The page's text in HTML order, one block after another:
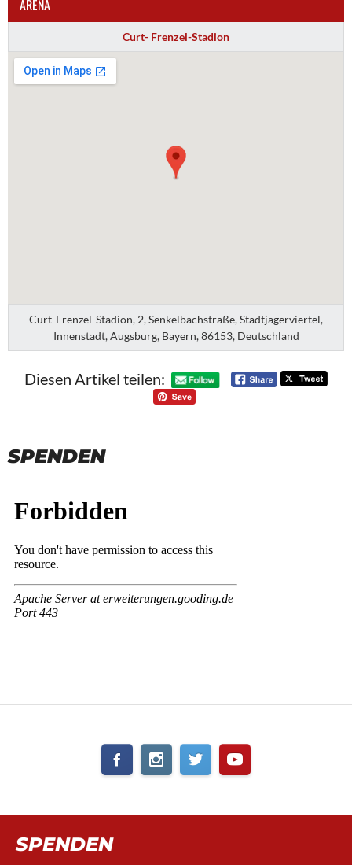
ARENA
Curt- Frenzel-Stadion
Curt-Frenzel-Stadion, 2, Senkelbachstraße, Stadtjägerviertel,
Innenstadt, Augsburg, Bayern, 86153, Deutschland
Diesen Artikel teilen:
SPENDEN
SPENDEN